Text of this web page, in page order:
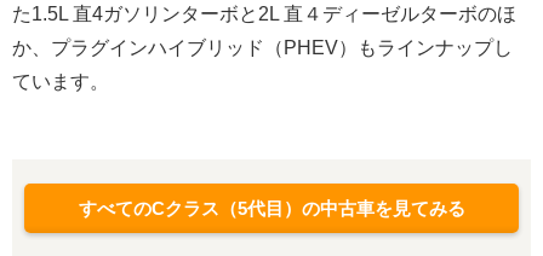
た1.5L 直4ガソリンターボと2L 直４ディーゼルターボのほ
か、プラグインハイブリッド（PHEV）もラインナップし
ています。
すべてのCクラス（5代目）の中古車を見てみる